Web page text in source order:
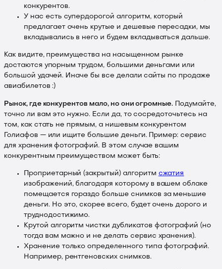
конкурентов.
У нас есть супердорогой алгоритм, который
предлагает очень крутые и дешевые пересадки, мы
вкладывались в него и будем вкладываться дальше.
Как видите, преимущества на насыщенном рынке
достаются упорным трудом, большими деньгами или
большой удачей. Иначе бы все делали сайты по продаже
авиабилетов :)
Рынок, где конкурентов мало, но они огромные. Подумайте,
точно ли вам это нужно. Если да, то сосредоточьтесь на
том, как стать не прямым, а нишевым конкурентом
Голиафов — или ищите большие деньги. Пример: сервис
для хранения фотографий. В этом случае вашим
конкурентным преимуществом может быть:
Проприетарный (закрытый) алгоритм сжатия
изображений, благодаря которому в вашем облаке
помещается гораздо больше снимков за меньшие
деньги. Но это, скорее всего, будет очень дорого и
труднодостижимо.
Крутой алгоритм чистки дубликатов фотографий (но
тогда вам можно и не делать сервис хранения).
Хранение только определенного типа фотографий.
Например, рентгеновских снимков.